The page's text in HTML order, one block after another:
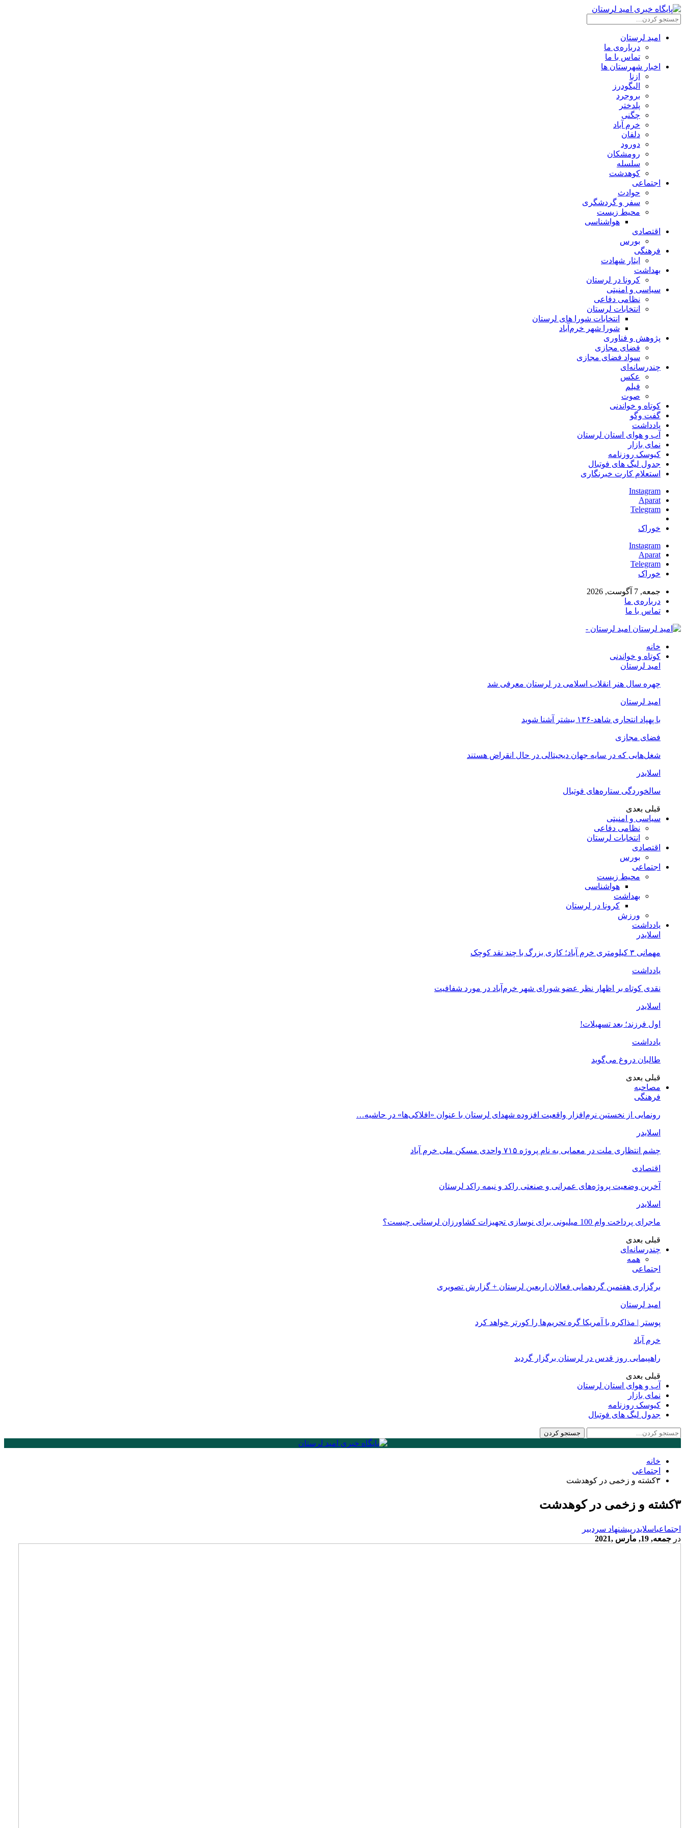
امید لرستان
درباره‌ی ما
تماس با ما
اخبار شهرستان ها
ازنا
الیگودرز
بروجرد
پلدختر
چگنی
خرم آباد
دلفان
دورود
رومشکان
سلسله
کوهدشت
اجتماعی
حوادث
سفر و گردشگری
محیط زیست
هواشناسی
اقتصادی
بورس
فرهنگی
ایثار شهادت
بهداشت
کرونا در لرستان
سیاسی و امنیتی
نظامی دفاعی
انتخابات لرستان
انتخابات شورا های لرستان
شورا شهر خرم‌آباد
پژوهش و فناوری
فضای مجازی
سواد فضای مجازی
چندرسانه‌ای
عكس
فیلم
صوت
کوتاه و خواندنی
گفت وگو
یادداشت
آب و هوای استان لرستان
نمای بازار
کیوسک روزنامه
جدول لیگ های فوتبال
استعلام کارت خبرنگاری
Instagram
Aparat
Telegram
خوراک
Instagram
Aparat
Telegram
خوراک
جمعه, 7 آگوست, 2026
درباره‌ی ما
تماس با ما
امید لرستان -
خانه
کوتاه و خواندنی
امید لرستان
چهره سال هنر انقلاب اسلامی در لرستان معرفی شد
امید لرستان
با پهپاد انتحاری شاهد-۱۳۶ بیشتر آشنا شوید
فضای مجازی
شغل‌‌هایی که در سایه جهان دیجیتالی در حال انقراض هستند
اسلایدر
سالخوردگی ستاره‌های فوتبال
قبلی بعدی
سیاسی و امنیتی
نظامی دفاعی
انتخابات لرستان
اقتصادی
بورس
اجتماعی
محیط زیست
هواشناسی
بهداشت
کرونا در لرستان
ورزش
یادداشت
اسلایدر
مهمانی ۳ کیلومتری خرم آباد؛ کاری بزرگ با چند نقد کوچک
یادداشت
نقدی کوتاه بر اظهار نظر عضو شورای شهر خرم‌آباد در مورد شفافیت
اسلایدر
اول فرزند؛ بعد تسهیلات!
یادداشت
طالبان دروغ می‌گوید
قبلی بعدی
مصاحبه
فرهنگی
رونمایی از نخستین نرم‌افزار واقعیت افزوده شهدای لرستان با عنوان «افلاکی‌ها» در حاشیه…
اسلایدر
چشم انتظاری ملت در معمایی به نام پروژه ۷۱۵ واحدی مسکن ملی خرم آباد
اقتصادی
آخرین وضعیت پروژه‌های عمرانی و صنعتی راکد و نیمه راکد لرستان
اسلایدر
ماجرای پرداخت وام 100 میلیونی برای نوسازی تجهیزات کشاورزان لرستانی چیست؟
قبلی بعدی
چندرسانه‌ای
همه
اجتماعی
برگزاری هفتمین گردهمایی فعالان اربعین لرستان + گزارش تصویری
امید لرستان
پوستر | مذاکره با آمریکا گره تحریم‌ها را کورتر خواهد کرد
خرم آباد
راهپیمایی روز قدس در لرستان برگزار گردید
قبلی بعدی
آب و هوای استان لرستان
نمای بازار
کیوسک روزنامه
جدول لیگ های فوتبال
خانه
اجتماعی
۳کشته و زخمی در کوهدشت
۳کشته و زخمی در کوهدشت
اجتماعیاسلایدر پیشنهاد سردبیر
در جمعه, 19, مارس ,2021